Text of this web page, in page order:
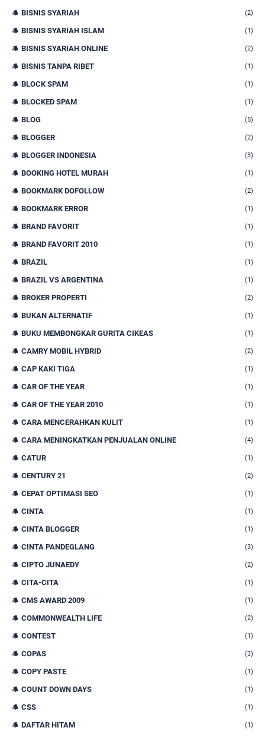
BISNIS SYARIAH (2)
BISNIS SYARIAH ISLAM (1)
BISNIS SYARIAH ONLINE (2)
BISNIS TANPA RIBET (1)
BLOCK SPAM (1)
BLOCKED SPAM (1)
BLOG (5)
BLOGGER (2)
BLOGGER INDONESIA (3)
BOOKING HOTEL MURAH (1)
BOOKMARK DOFOLLOW (2)
BOOKMARK ERROR (1)
BRAND FAVORIT (1)
BRAND FAVORIT 2010 (1)
BRAZIL (1)
BRAZIL VS ARGENTINA (1)
BROKER PROPERTI (2)
BUKAN ALTERNATIF (1)
BUKU MEMBONGKAR GURITA CIKEAS (1)
CAMRY MOBIL HYBRID (2)
CAP KAKI TIGA (1)
CAR OF THE YEAR (1)
CAR OF THE YEAR 2010 (1)
CARA MENCERAHKAN KULIT (1)
CARA MENINGKATKAN PENJUALAN ONLINE (4)
CATUR (1)
CENTURY 21 (2)
CEPAT OPTIMASI SEO (1)
CINTA (1)
CINTA BLOGGER (1)
CINTA PANDEGLANG (3)
CIPTO JUNAEDY (2)
CITA-CITA (1)
CMS AWARD 2009 (1)
COMMONWEALTH LIFE (2)
CONTEST (1)
COPAS (3)
COPY PASTE (1)
COUNT DOWN DAYS (1)
CSS (1)
DAFTAR HITAM (1)